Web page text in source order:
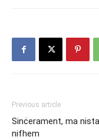
Previous article
Sinċerament, ma
nifhem